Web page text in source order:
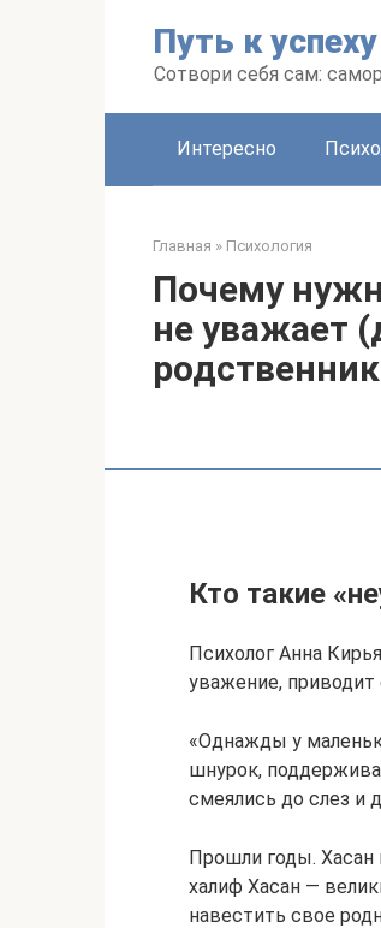
Путь к успеху
Сотвори себя сам:
Интересно
Главная » Психология
Почему
не уважает
Кто такие
Психолог Анна
уважение, приводит
«Однажды у
шнурок,
смеялись до слез и
Прошли годы.
халиф Хасан —
навестить свое